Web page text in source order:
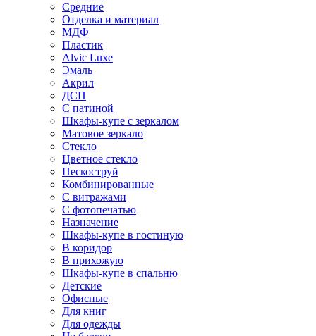
Средние
Отделка и материал
МДФ
Пластик
Alvic Luxe
Эмаль
Акрил
ДСП
С патиной
Шкафы-купе с зеркалом
Матовое зеркало
Стекло
Цветное стекло
Пескоструй
Комбинированные
С витражами
С фотопечатью
Назначение
Шкафы-купе в гостиную
В коридор
В прихожую
Шкафы-купе в спальню
Детские
Офисные
Для книг
Для одежды